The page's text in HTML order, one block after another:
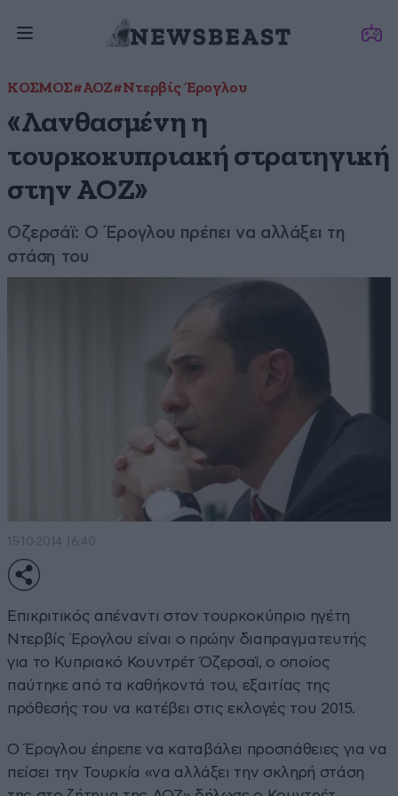
ΚΟΣΜΟΣ#ΑΟΖ#Ντερβίς Έρογλου
«Λανθασμένη η
τουρκοκυπριακή στρατηγική
στην ΑΟΖ»
Οζερσάϊ: Ο Έρογλου πρέπει να αλλάξει τη
στάση του
15·10·2014 16:40
Επικριτικός απέναντι στον τουρκοκύπριο ηγέτη
Ντερβίς Έρογλου είναι ο πρώην διαπραγματευτής
για το Κυπριακό Κουντρέτ Όζερσαϊ, ο οποίος
παύτηκε από τα καθήκοντά του, εξαιτίας της
πρόθεσής του να κατέβει στις εκλογές του 2015.
Ο Έρογλου έπρεπε να καταβάλει προσπάθειες για να
πείσει την Τουρκία «να αλλάξει την σκληρή στάση